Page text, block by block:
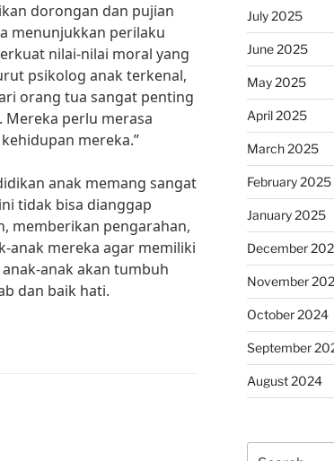
dorongan dan pujian
menunjukkan perilaku
nilai-nilai moral yang
psikolog anak terkenal,
orang tua sangat penting
perlu merasa
mereka.”
anak memang sangat
tidak bisa dianggap
memberikan pengarahan,
anak mereka agar memiliki
anak akan tumbuh
dan baik hati.
July 2025
June 2025
May 2025
April 2025
March 2025
February 2025
January 2025
December
November
October 2024
September
August 2024